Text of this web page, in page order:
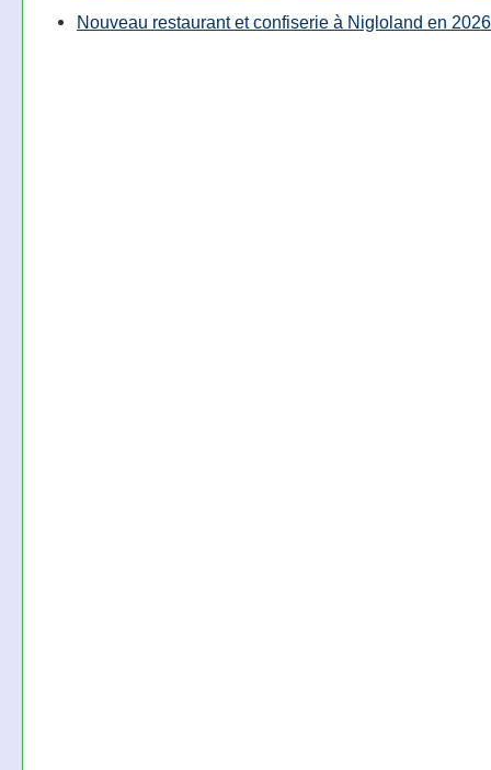
Nouveau restaurant et confiserie à Nigloland en 2026